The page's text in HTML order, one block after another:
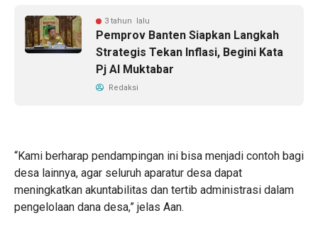
3 tahun lalu
Pemprov Banten Siapkan Langkah
Strategis Tekan Inflasi, Begini Kata
Pj Al Muktabar
Redaksi
“Kami berharap pendampingan ini bisa menjadi contoh bagi
desa lainnya, agar seluruh aparatur desa dapat
meningkatkan akuntabilitas dan tertib administrasi dalam
pengelolaan dana desa,” jelas Aan.